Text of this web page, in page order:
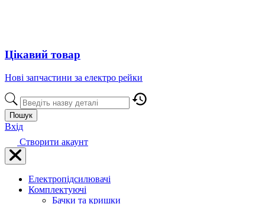
Цікавий товар
Нові запчастини за електро рейки
Пошук
Вхід
Створити акаунт
Електропідсилювачі
Комплектуючі
Бачки та кришки